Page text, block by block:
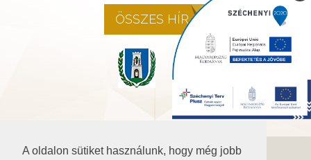
A oldalon sütiket használunk, hogy még jobb
ÖSSZES HÍR
©2026 Baranya.hu